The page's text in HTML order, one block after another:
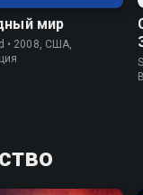
мир
• 2008, США,